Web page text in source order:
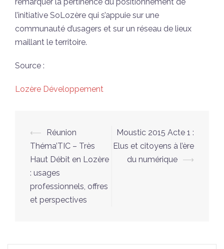
l’initiative SoLozère qui s’appuie sur une
communauté d’usagers et sur un réseau de lieux
maillant le territoire.
Source :
Lozère Développement
Navigation
d’article
⟵
Réunion
Théma’TIC – Très
Haut Débit en Lozère
: usages
professionnels, offres
et perspectives
Moustic 2015 Acte 1 :
Elus et citoyens à l’ère
du numérique ⟶